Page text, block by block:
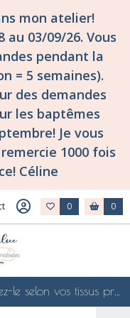
mon atelier!
03/09/26. Vous
pendant la
= 5 semaines).
des demandes
les baptêmes
Je vous
1000 fois
Céline
0 0
Choisissez un modèle et personnalisez-le selon vos tissus préférés de mes collections en ligne, je le confectionnerai selon vos souhaits